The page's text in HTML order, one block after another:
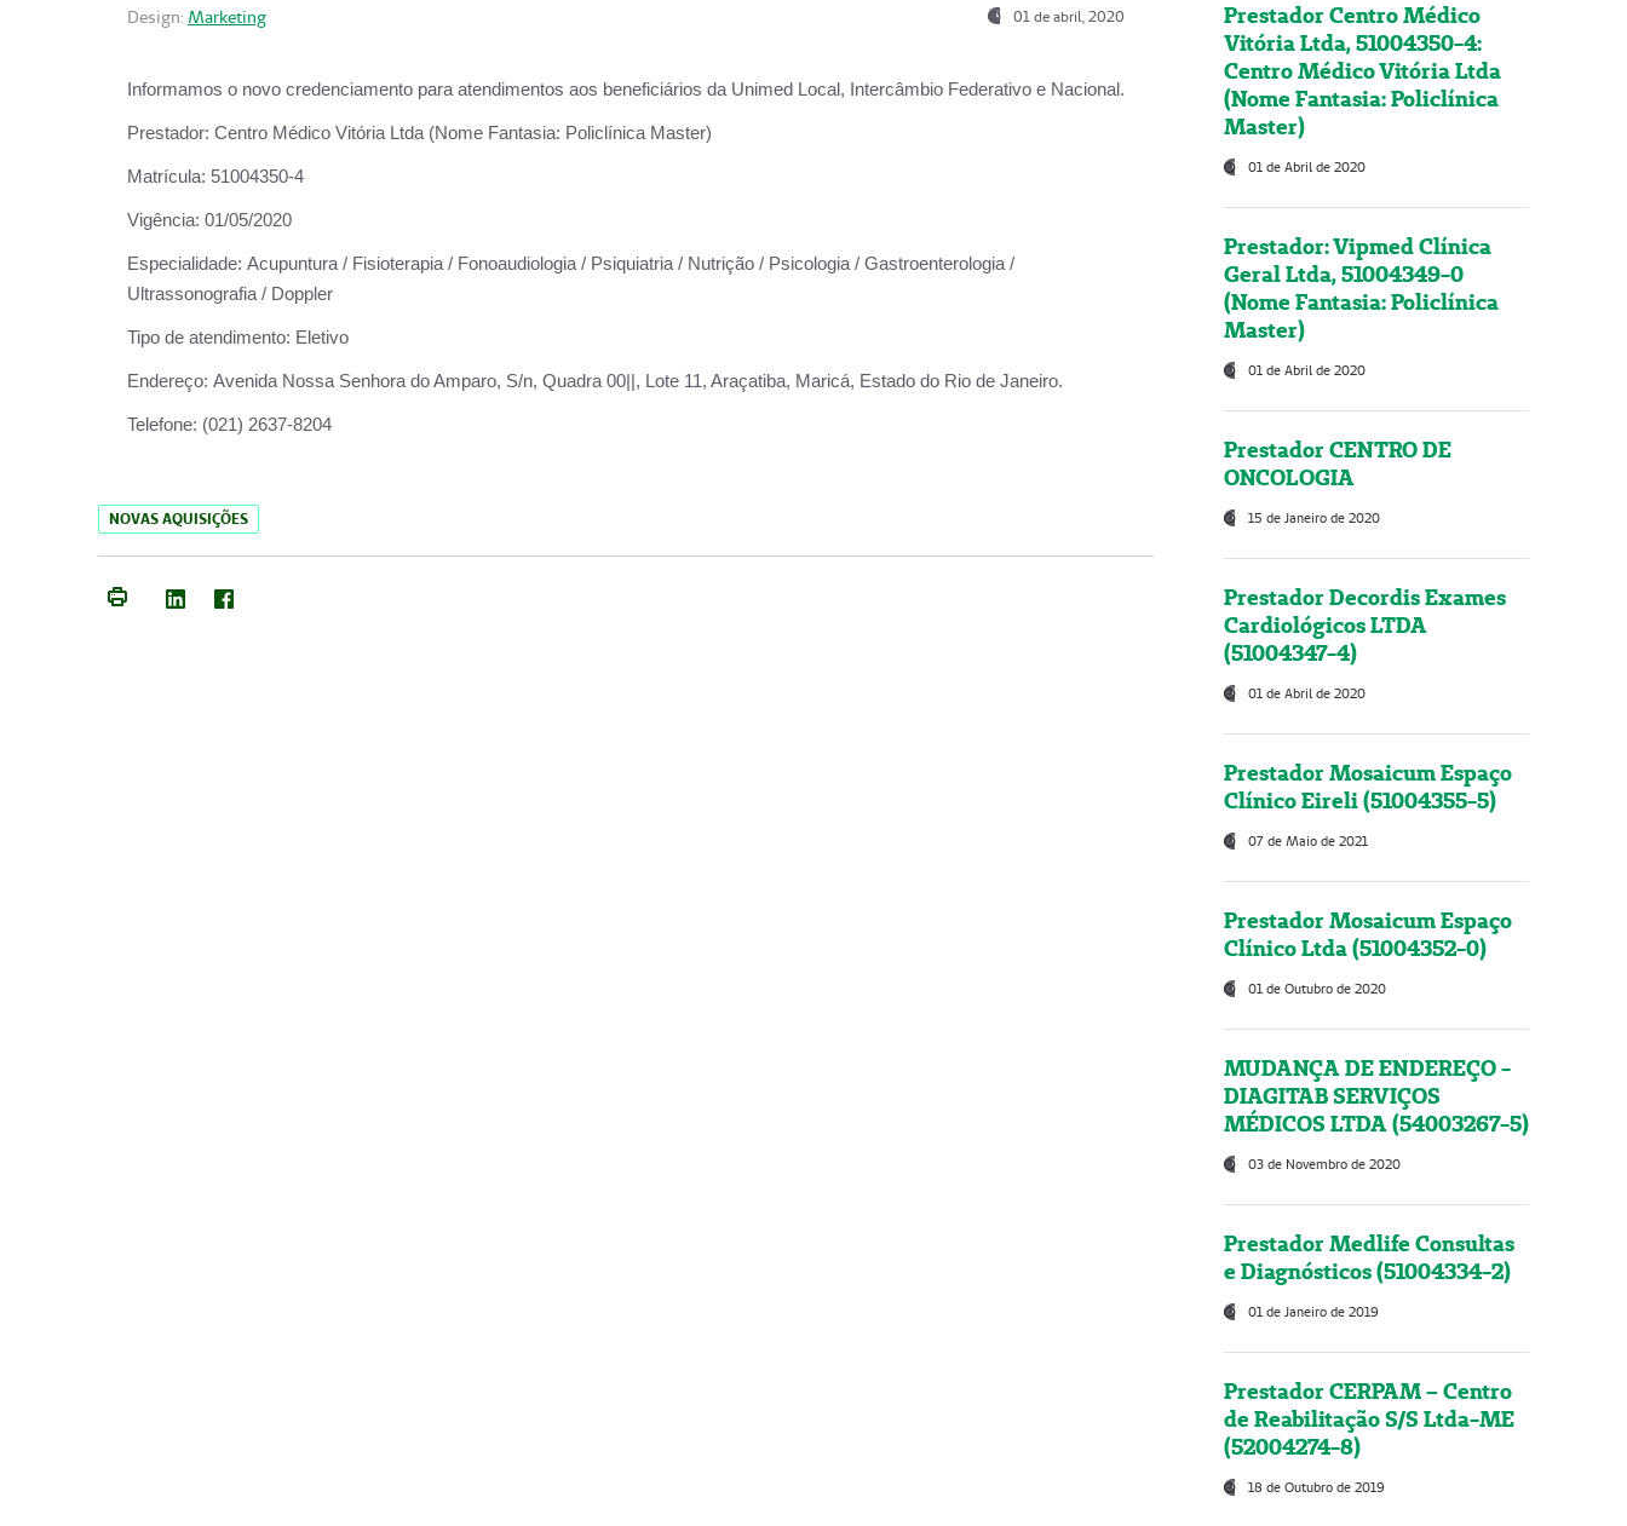
Design: Marketing 01 de abril, 2020
Informamos o novo credenciamento para atendimentos aos beneficiários da Unimed Local, Intercâmbio Federativo e Nacional.
Prestador: Centro Médico Vitória Ltda (Nome Fantasia: Policlínica Master)
Matrícula: 51004350-4
Vigência: 01/05/2020
Especialidade: Acupuntura / Fisioterapia / Fonoaudiologia / Psiquiatria / Nutrição / Psicologia / Gastroenterologia /
Ultrassonografia / Doppler
Tipo de atendimento: Eletivo
Endereço: Avenida Nossa Senhora do Amparo, S/n, Quadra 00||, Lote 11, Araçatiba, Maricá, Estado do Rio de Janeiro.
Telefone: (021) 2637-8204
NOVAS AQUISIÇÕES
Prestador Centro Médico
Vitória Ltda, 51004350-4:
Centro Médico Vitória Ltda
(Nome Fantasia: Policlínica
Master)
01 de Abril de 2020
Prestador: Vipmed Clínica
Geral Ltda, 51004349-0
(Nome Fantasia: Policlínica
Master)
01 de Abril de 2020
Prestador CENTRO DE
ONCOLOGIA
15 de Janeiro de 2020
Prestador Decordis Exames
Cardiológicos LTDA
(51004347-4)
01 de Abril de 2020
Prestador Mosaicum Espaço
Clínico Eireli (51004355-5)
07 de Maio de 2021
Prestador Mosaicum Espaço
Clínico Ltda (51004352-0)
01 de Outubro de 2020
MUDANÇA DE ENDEREÇO -
DIAGITAB SERVIÇOS
MÉDICOS LTDA (54003267-5)
03 de Novembro de 2020
Prestador Medlife Consultas
e Diagnósticos (51004334-2)
01 de Janeiro de 2019
Prestador CERPAM – Centro
de Reabilitação S/S Ltda-ME
(52004274-8)
18 de Outubro de 2019